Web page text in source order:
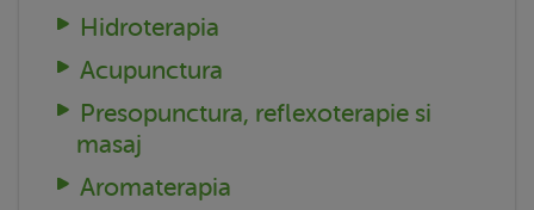
Hidroterapia
Acupunctura
Presopunctura, reflexoterapie si
masaj
Aromaterapia